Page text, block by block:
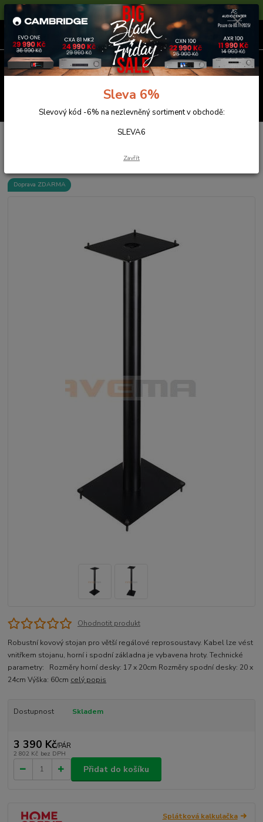
Sleva 6% na nezlevněné zboží s kódem SLEVA6
Menu
0ks
0,00 Kč
AQ S19/60
Doprava ZDARMA
Ohodnotit produkt
Robustní kovový stojan pro větší regálové reprosoustavy. Kabel lze vést
vnitřkem stojanu, horní i spodní základna je vybavena hroty. Technické
parametry: Rozměry horní desky: 17 x 20cm Rozměry spodní desky: 20 x
24cm Výška: 60cm celý popis
Dostupnost Skladem
3 390 Kč/PÁR
2 802 Kč bez DPH
Přidat do košíku
Splátková kalkulačka
Sleva 6%
Slevový kód -6% na nezlevněný sortiment v obchodě:
SLEVA6
Zavřít